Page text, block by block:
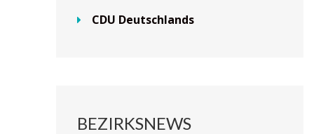
CDU Deutschlands
BEZIRKSNEWS